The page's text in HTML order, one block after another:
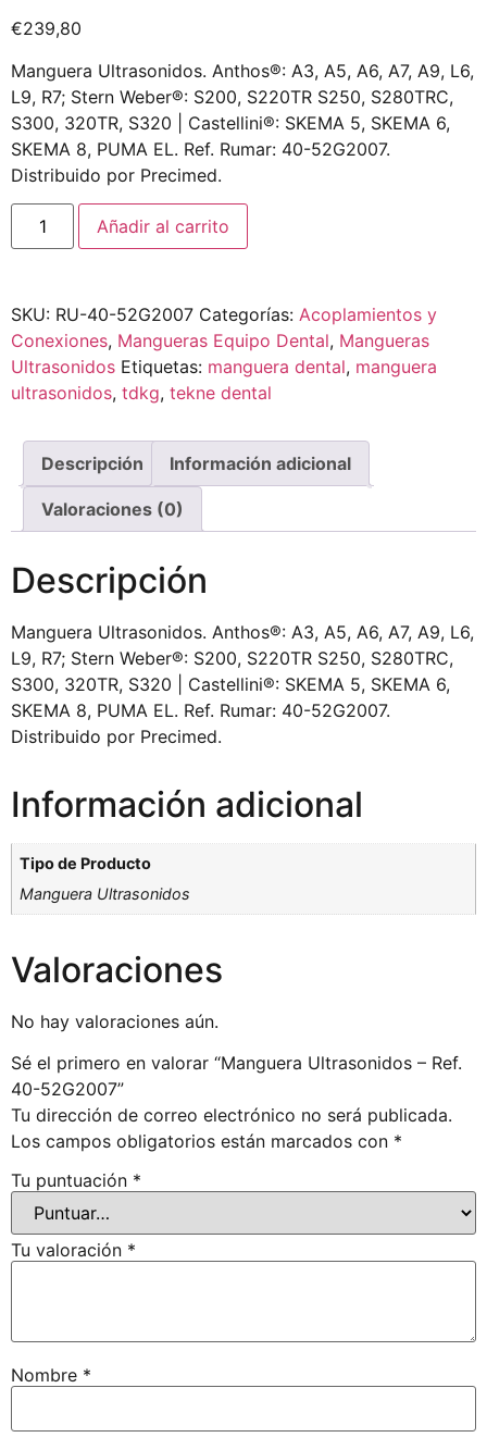
€239,80
Manguera Ultrasonidos. Anthos®: A3, A5, A6, A7, A9, L6,
L9, R7; Stern Weber®: S200, S220TR S250, S280TRC,
S300, 320TR, S320 | Castellini®: SKEMA 5, SKEMA 6,
SKEMA 8, PUMA EL. Ref. Rumar: 40-52G2007.
Distribuido por Precimed.
Añadir al carrito
SKU: RU-40-52G2007 Categorías: Acoplamientos y
Conexiones, Mangueras Equipo Dental, Mangueras
Ultrasonidos Etiquetas: manguera dental, manguera
ultrasonidos, tdkg, tekne dental
Descripción Información adicional
Valoraciones (0)
Descripción
Manguera Ultrasonidos. Anthos®: A3, A5, A6, A7, A9, L6,
L9, R7; Stern Weber®: S200, S220TR S250, S280TRC,
S300, 320TR, S320 | Castellini®: SKEMA 5, SKEMA 6,
SKEMA 8, PUMA EL. Ref. Rumar: 40-52G2007.
Distribuido por Precimed.
Información adicional
Tipo de Producto
Manguera Ultrasonidos
Valoraciones
No hay valoraciones aún.
Sé el primero en valorar “Manguera Ultrasonidos – Ref.
40-52G2007”
Tu dirección de correo electrónico no será publicada.
Los campos obligatorios están marcados con *
Tu puntuación *
Tu valoración *
Nombre *